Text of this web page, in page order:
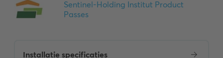
Installatie specificaties